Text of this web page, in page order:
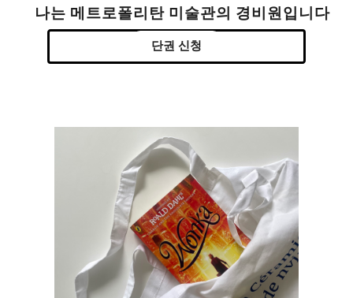
나는 메트로폴리탄 미술관의 경비원입니다
단권 신청